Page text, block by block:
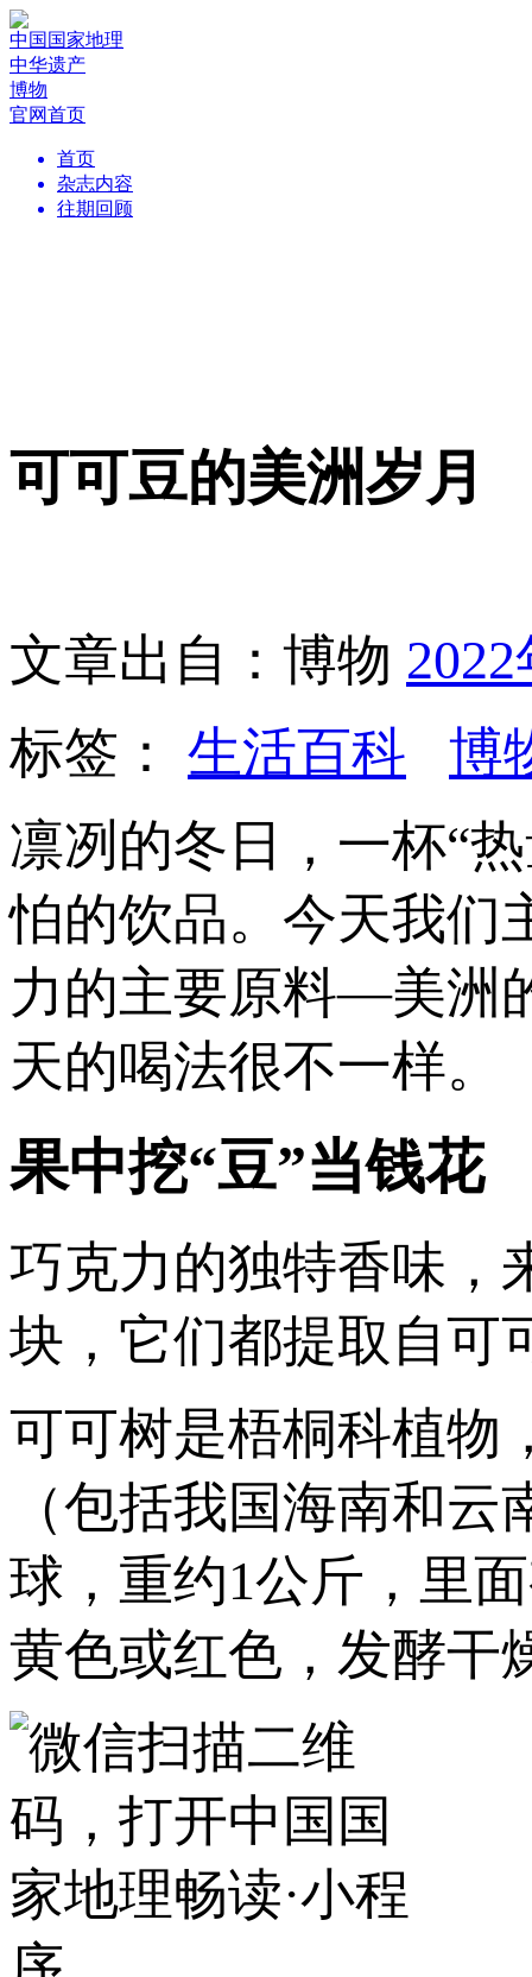
中国国家地理
中华遗产
博物
官网首页
首页
杂志内容
往期回顾
可可豆的美洲岁月
文章出自：博物
标签： 生活百科
博
凛冽的冬日，一杯“
怕的饮品。今天我们
力的主要原料—美洲
天的喝法很不一样。
果中挖“豆”当钱花
巧克力的独特香味，
块，它们都提取自
可可树是梧桐科植物
（包括我国海南和
球，重约1公斤，里
黄色或红色，发酵干